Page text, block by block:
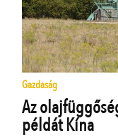
Gazdaság
Az
példát Kína